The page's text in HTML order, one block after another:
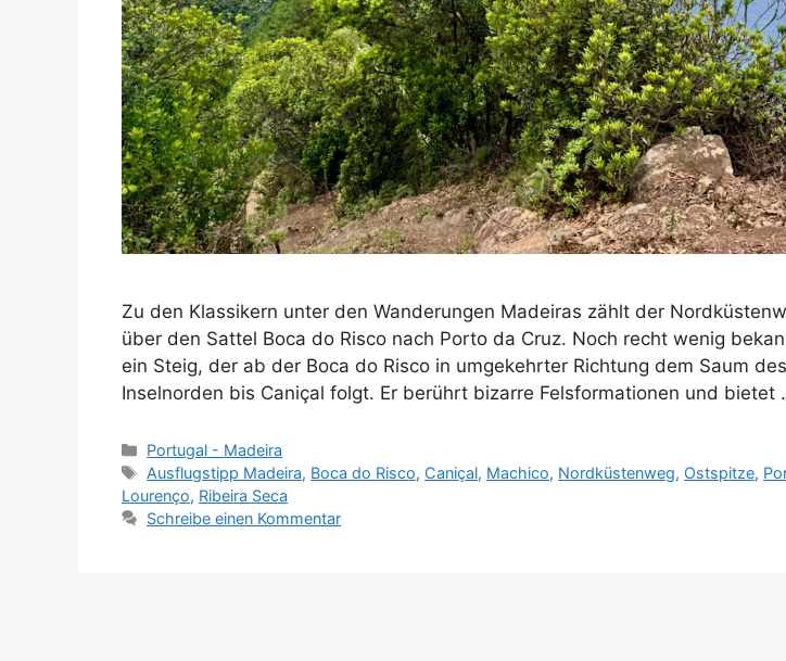
Zu den Klassikern unter den Wanderungen Madeiras zählt der
über den Sattel Boca do Risco nach Porto da Cruz. Noch recht wenig
ein Steig, der ab der Boca do Risco in umgekehrter Richtung dem Saum
Inselnorden bis Caniçal folgt. Er berührt bizarre Felsformationen und bietet
Kategorien
Portugal - Madeira
Schlagwörter
Ausflugstipp Madeira, Boca do Risco, Caniçal, Machico, Nordküstenweg, Ostspitze,
Lourenço, Ribeira Seca
Schreibe einen Kommentar